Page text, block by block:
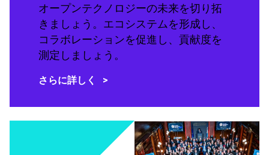
オープンテクノロジーの未来を切り拓
きましょう。エコシステムを形成し、
コラボレーションを促進し、貢献度を
測定しましょう。
さらに詳しく